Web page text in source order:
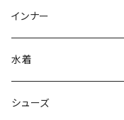
スウェット/トレーナー
その他
チュニック
その他
オールインワン
その他
ミディアム/ミモレ
ロング/マキシ
袖付き
サブバッグ
クラッチバッグ
フォーマルバッグ
インナー
ブラ/ブラトップ/ベアトップ
ショーツ
水着
タンキニ
シューズ